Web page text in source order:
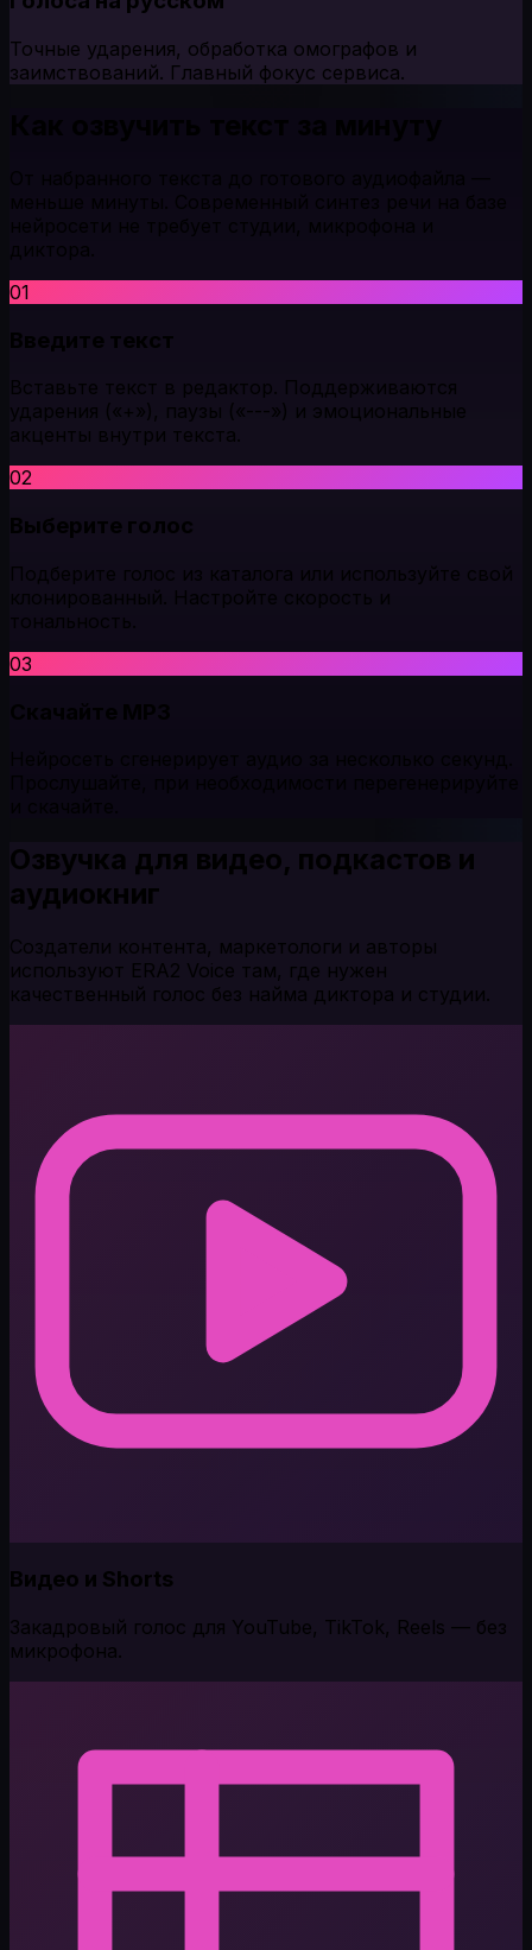
Точные ударения, обработка омографов и
заимствований. Главный фокус сервиса.
01
Введите текст
Вставьте текст в редактор. Поддерживаются
ударения («+»), паузы («---») и эмоциональные
акценты внутри текста.
02
Выберите голос
Подберите голос из каталога или используйте свой
клонированный. Настройте скорость и
тональность.
03
Озвучка для видео, подкастов и
аудиокниг
Создатели контента, маркетологи и авторы
используют ERA2 Voice там, где нужен
качественный голос без найма диктора и студии.
Видео и Shorts
Закадровый голос для YouTube, TikTok, Reels — без
микрофона.